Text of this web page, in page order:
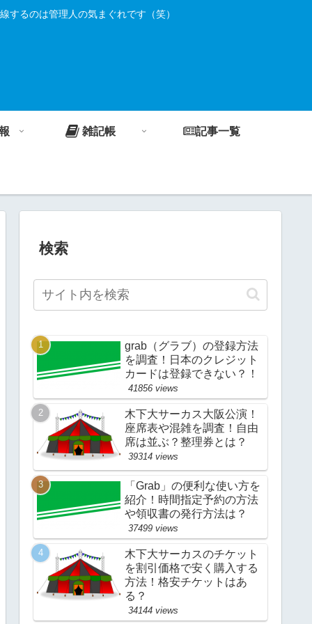
るのは管理人の気まぐれです（笑）
雑記帳 記事一覧
検索
grab（グラブ）の登録方法
を調査！日本のクレジット
カードは登録できない？！
41856 views
木下大サーカス大阪公演！
座席表や混雑を調査！自由
席は並ぶ？整理券とは？
39314 views
「Grab」の便利な使い方を
紹介！時間指定予約の方法
や領収書の発行方法は？
37499 views
木下大サーカスのチケット
を割引価格で安く購入する
方法！格安チケットはあ
る？
34144 views